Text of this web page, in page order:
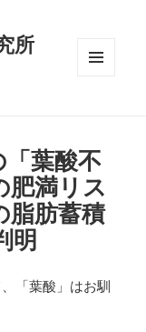
所
「葉酸不
肥満リス
脂肪蓄積
明
「葉酸」はお馴